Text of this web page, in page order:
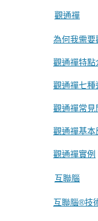
觀通禪
為何我需
觀通禪特點
觀通禪七種
觀通禪常見
觀通禪基本
觀通禪實例
互聯腦
互聯腦®技